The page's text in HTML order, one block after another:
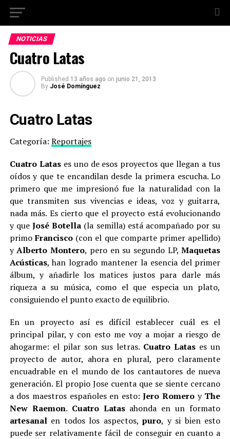
NOTICIAS
Cuatro Latas
Published 13 años ago on junio 21, 2013
By José Domínguez
Cuatro Latas
Categoría: Reportajes
Cuatro Latases uno de esos proyectos que llegan a tus
oídos y que te encandilan desde la primera escucha. Lo
primero que me impresionó fue la naturalidad con la
que transmiten sus vivencias e ideas, voz y guitarra,
nada más. Es cierto que el proyecto está evolucionando
y queJosé Botella (la semilla) está acompañado por su
primoFrancisco(con el que comparte primer apellido)
yAlberto Montero, pero en su segundo LP,Maquetas
Acústicas, han logrado mantener la esencia del primer
álbum, y añadirle los matices justos para darle más
riqueza a su música, como el que especia un plato,
consiguiendo el punto exacto de equilibrio.
En un proyecto así es difícil establecer cuál es el
principal pilar, y con esto me voy a mojar a riesgo de
ahogarme: el pilar son sus letras. Cuatro Latas es un
proyecto de autor, ahora en plural, pero claramente
encuadrable en el mundo de los cantautores de nueva
generación. El propio Jose cuenta que se siente cercano
a dos maestros españoles en esto:Jero Romero yThe
New Raemon. Cuatro Latasahonda en un formato
artesanalen todos los aspectos,puro, y si bien esto
puede ser relativamente fácil de conseguir en cuanto a